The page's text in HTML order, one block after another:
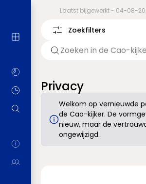
Laatst bijgewerkt - 04-08-
Zoekfilters
Privacy
Welkom op vernieuwde
de Cao-kijker. De
nieuw, maar de
ongewijzigd.